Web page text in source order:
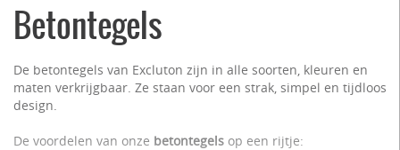
Betontegels
De betontegels van Excluton zijn in alle soorten, kleuren en
maten verkrijgbaar. Ze staan voor een strak, simpel en tijdloos
design.
De voordelen van onze betontegels op een rijtje: